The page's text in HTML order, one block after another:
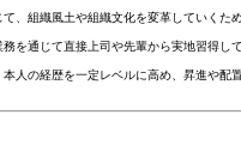
、組織風土や組織文化を変革していくた
を通じて直接上司や先輩から実地習得し
人の経歴を一定レベルに高め、昇進や配